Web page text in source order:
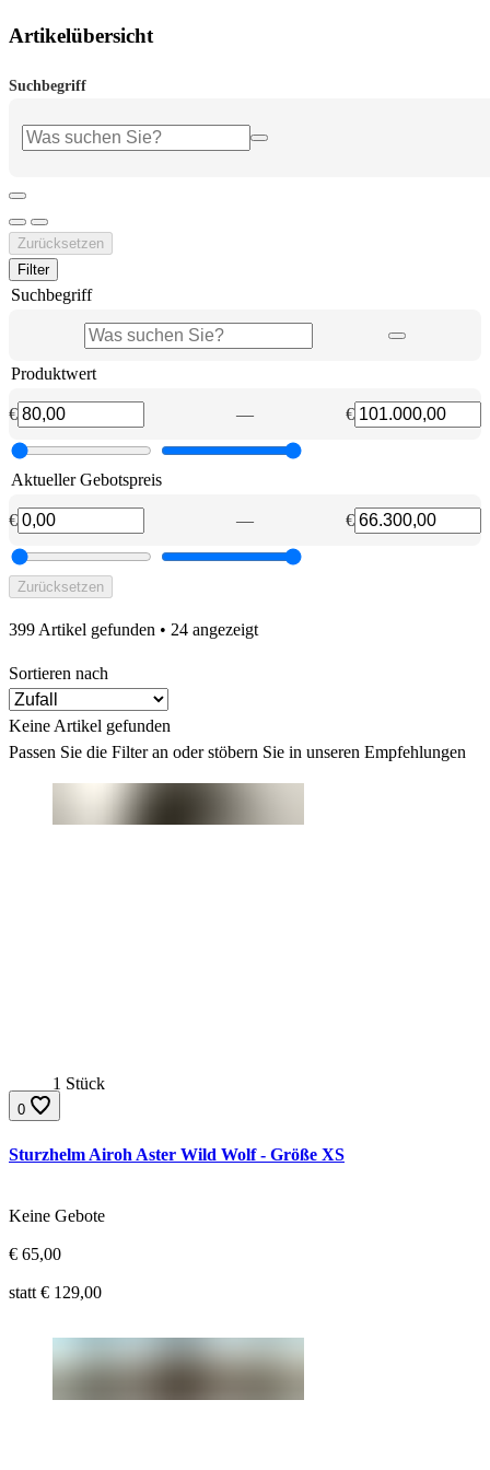
Artikelübersicht
Suchbegriff
Zurücksetzen
Filter
Suchbegriff
Produktwert
€ — €
Aktueller Gebotspreis
€ — €
Zurücksetzen
399 Artikel gefunden • 24 angezeigt
Sortieren nach
Keine Artikel gefunden
Passen Sie die Filter an oder stöbern Sie in unseren Empfehlungen
Sturzhelm Airoh Aster Wild Wolf - Größe XS
1 Stück
0
Gebote:
Keine Gebote
Aktueller Preis:
€ 65,00
Ursprünglicher Preis:
statt € 129,00